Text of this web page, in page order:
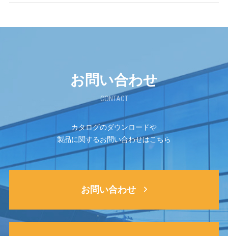
お問い合わせ
CONTACT
カタログのダウンロードや
製品に関するお問い合わせはこちら
お問い合わせ